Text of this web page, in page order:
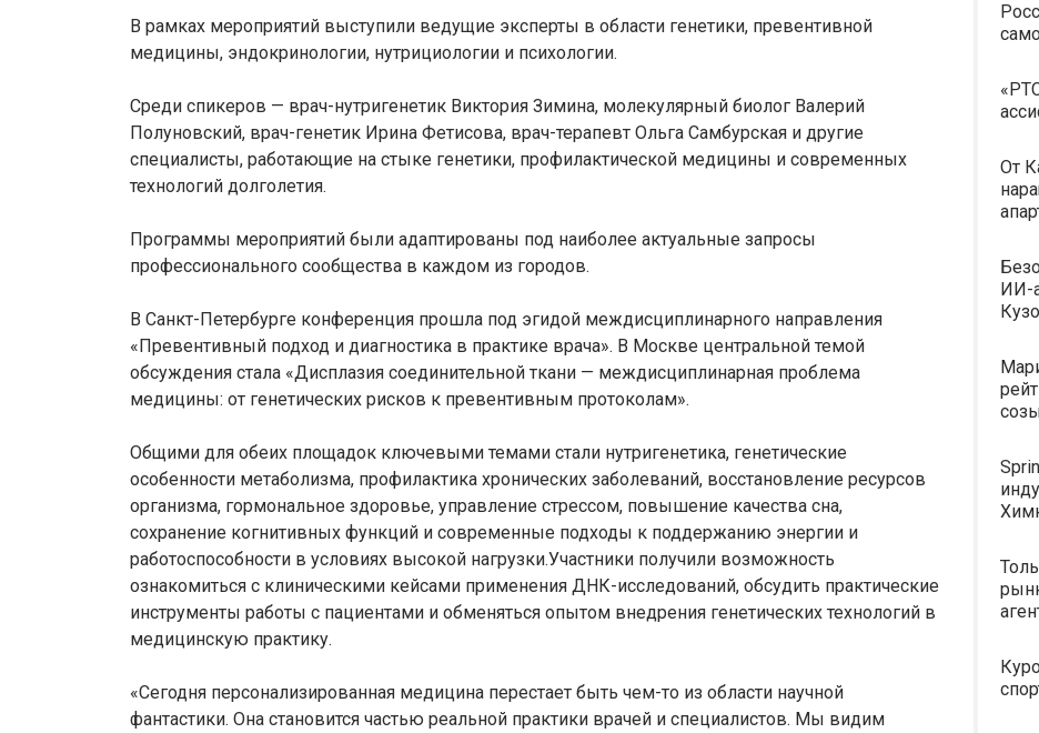
В рамках мероприятий выступили ведущие эксперты в области генетики, превентивной
медицины, эндокринологии, нутрициологии и психологии.
Среди спикеров — врач-нутригенетик Виктория Зимина, молекулярный биолог Валерий
Полуновский, врач-генетик Ирина Фетисова, врач-терапевт Ольга Самбурская и другие
специалисты, работающие на стыке генетики, профилактической медицины и современных
технологий долголетия.
Программы мероприятий были адаптированы под наиболее актуальные запросы
профессионального сообщества в каждом из городов.
В Санкт-Петербурге конференция прошла под эгидой междисциплинарного направления
«Превентивный подход и диагностика в практике врача». В Москве центральной темой
обсуждения стала «Дисплазия соединительной ткани — междисциплинарная проблема
медицины: от генетических рисков к превентивным протоколам».
Общими для обеих площадок ключевыми темами стали нутригенетика, генетические
особенности метаболизма, профилактика хронических заболеваний, восстановление ресурсов
организма, гормональное здоровье, управление стрессом, повышение качества сна,
сохранение когнитивных функций и современные подходы к поддержанию энергии и
работоспособности в условиях высокой нагрузки.Участники получили возможность
ознакомиться с клиническими кейсами применения ДНК-исследований, обсудить практические
инструменты работы с пациентами и обменяться опытом внедрения генетических технологий в
медицинскую практику.
«Сегодня персонализированная медицина перестает быть чем-то из области научной
фантастики. Она становится частью реальной практики врачей и специалистов. Мы видим
От
ИИ-